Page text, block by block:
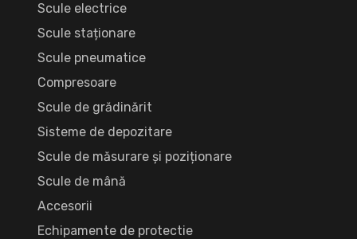
Scule electrice
Scule staționare
Scule pneumatice
Compresoare
Scule de grădinărit
Sisteme de depozitare
Scule de măsurare și poziționare
Scule de mână
Accesorii
Echipamente de protectie